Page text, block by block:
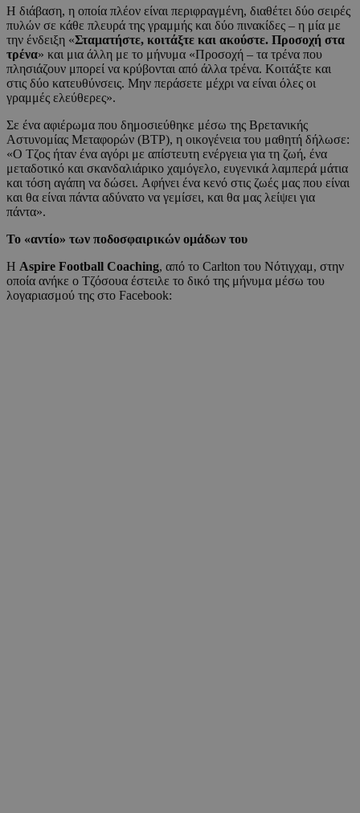
Η διάβαση, η οποία πλέον είναι περιφραγμένη, διαθέτει δύο σειρές
πυλών σε κάθε πλευρά της γραμμής και δύο πινακίδες – η μία με
την ένδειξη «Σταματήστε, κοιτάξτε και ακούστε. Προσοχή στα
τρένα» και μια άλλη με το μήνυμα «Προσοχή – τα τρένα που
πλησιάζουν μπορεί να κρύβονται από άλλα τρένα. Κοιτάξτε και
στις δύο κατευθύνσεις. Μην περάσετε μέχρι να είναι όλες οι
γραμμές ελεύθερες».
Σε ένα αφιέρωμα που δημοσιεύθηκε μέσω της Βρετανικής
Αστυνομίας Μεταφορών (BTP), η οικογένεια του μαθητή δήλωσε:
«Ο Τζος ήταν ένα αγόρι με απίστευτη ενέργεια για τη ζωή, ένα
μεταδοτικό και σκανδαλιάρικο χαμόγελο, ευγενικά λαμπερά μάτια
και τόση αγάπη να δώσει. Αφήνει ένα κενό στις ζωές μας που είναι
και θα είναι πάντα αδύνατο να γεμίσει, και θα μας λείψει για
πάντα».
Το «αντίο» των ποδοσφαιρικών ομάδων του
Η Aspire Football Coaching, από το Carlton του Νότιγχαμ, στην
οποία ανήκε ο Τζόσουα έστειλε το δικό της μήνυμα μέσω του
λογαριασμού της στο Facebook: